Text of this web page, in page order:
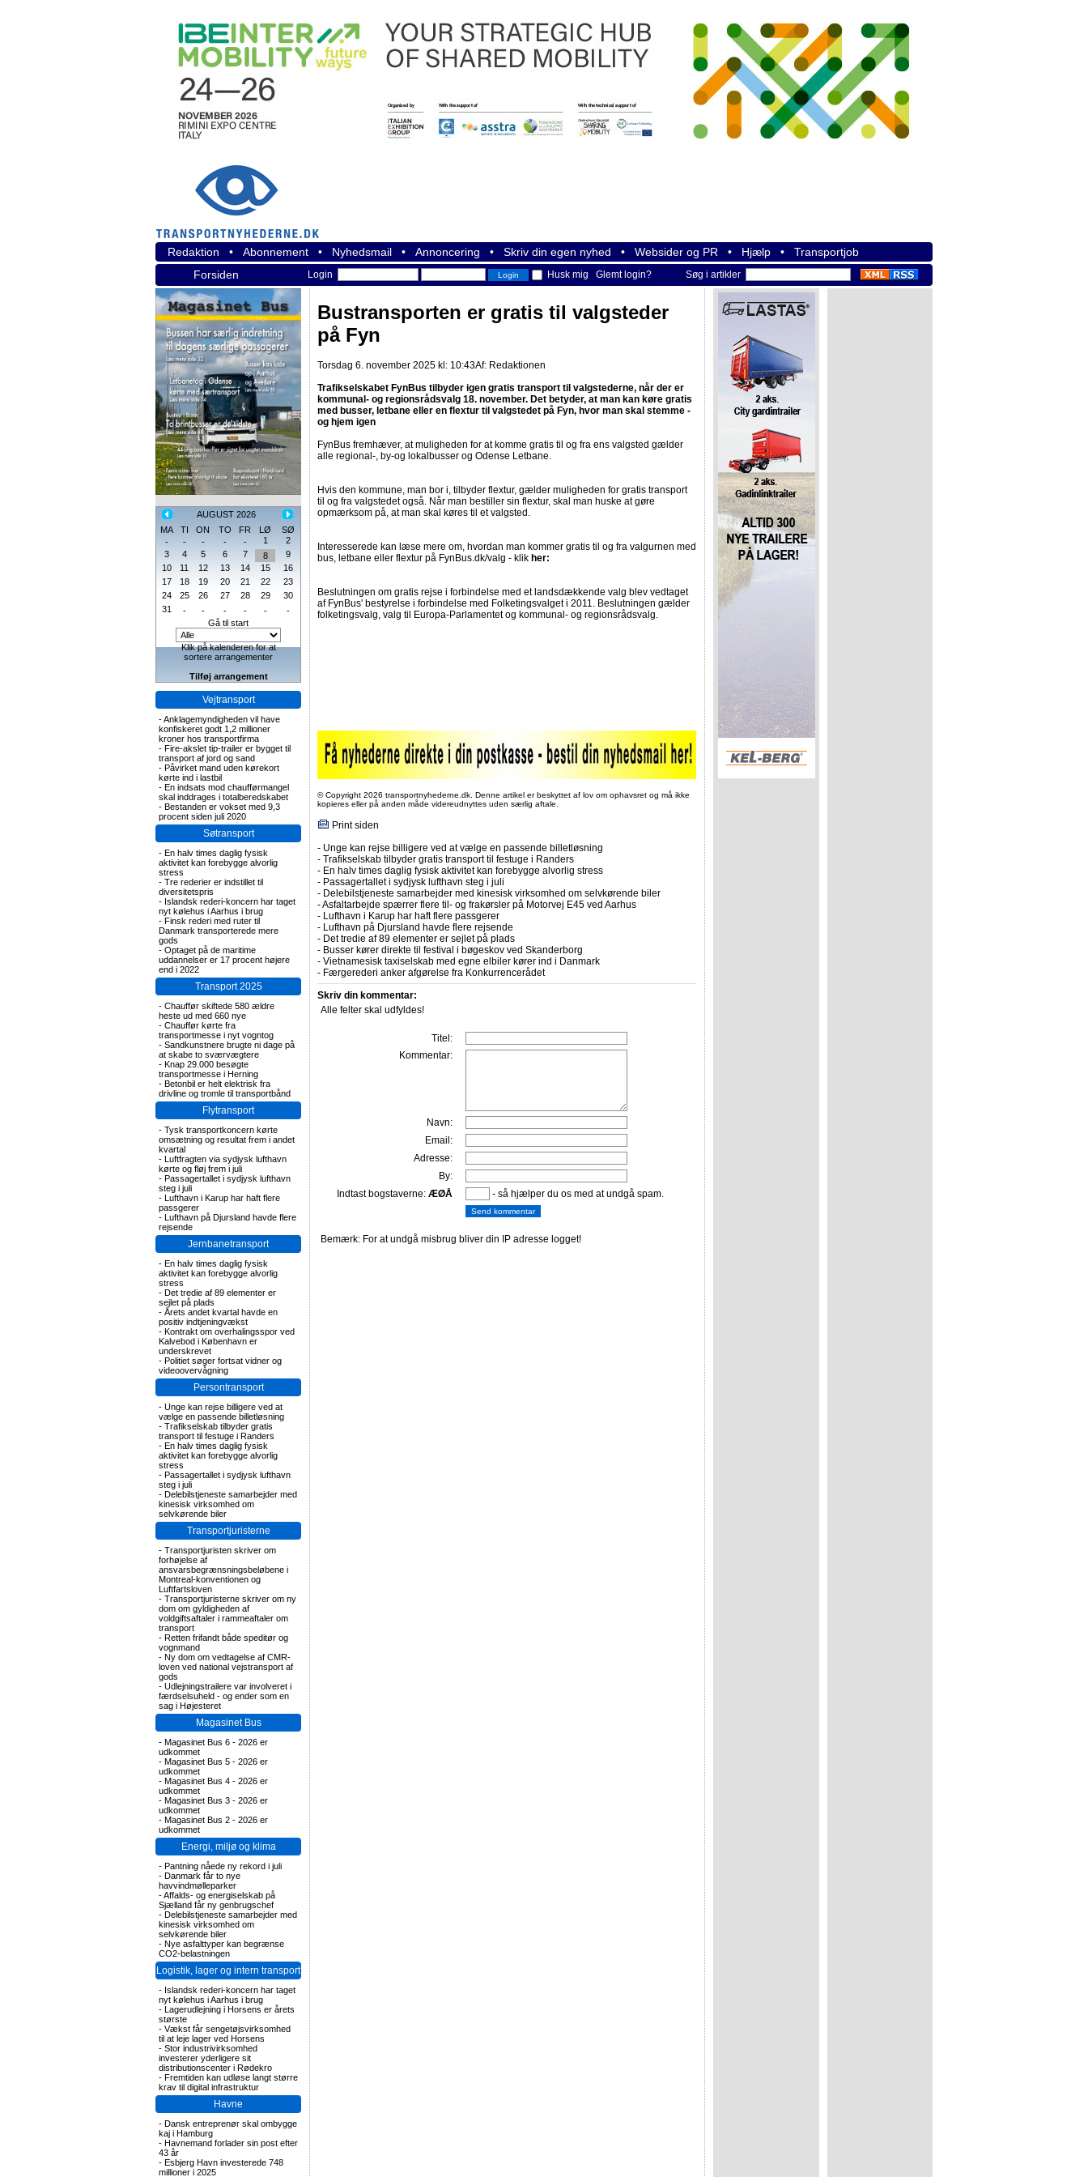
Redaktion • Abonnement • Nyhedsmail • Annoncering • Skriv din egen nyhed • Websider og PR • Hjælp • Transportjob
Forsiden
Login Husk mig Glemt login? Søg i artikler
AUGUST 2026
MA
TI ON TO FR LØ
SØ
-
- - - - 1
2
3
4 5 6 7 8
9
10
11 12 13 14 15
16
17
18 19 20 21 22
23
24
25 26 27 28 29
30
31
- - - - -
-
Gå til start
Klik på kalenderen for at
sortere arrangementer
Tilføj arrangement
Vejtransport
-Anklagemyndigheden vil have
konfiskeret godt 1,2 millioner
kroner hos transportfirma
- Fire-akslet tip-trailer er bygget til
transport af jord og sand
- Påvirket mand uden kørekort
kørte ind i lastbil
- En indsats mod chaufførmangel
skal inddrages i totalberedskabet
- Bestanden er vokset med 9,3
procent siden juli 2020
Søtransport
- En halv times daglig fysisk
aktivitet kan forebygge alvorlig
stress
- Tre rederier er indstillet til
diversitetspris
- Islandsk rederi-koncern har taget
nyt kølehus i Aarhus i brug
- Finsk rederi med ruter til
Danmark transporterede mere
gods
- Optaget på de maritime
uddannelser er 17 procent højere
end i 2022
Transport 2025
- Chauffør skiftede 580 ældre
heste ud med 660 nye
- Chauffør kørte fra
transportmesse i nyt vogntog
- Sandkunstnere brugte ni dage på
at skabe to sværvægtere
- Knap 29.000 besøgte
transportmesse i Herning
- Betonbil er helt elektrisk fra
drivline og tromle til transportbånd
Flytransport
- Tysk transportkoncern kørte
omsætning og resultat frem i andet
kvartal
- Luftfragten via sydjysk lufthavn
kørte og fløj frem i juli
- Passagertallet i sydjysk lufthavn
steg i juli
- Lufthavn i Karup har haft flere
passgerer
- Lufthavn på Djursland havde flere
rejsende
Jernbanetransport
- En halv times daglig fysisk
aktivitet kan forebygge alvorlig
stress
- Det tredie af 89 elementer er
sejlet på plads
- Årets andet kvartal havde en
positiv indtjeningvækst
- Kontrakt om overhalingsspor ved
Kalvebod i København er
underskrevet
- Politiet søger fortsat vidner og
videoovervågning
Persontransport
- Unge kan rejse billigere ved at
vælge en passende billetløsning
- Trafikselskab tilbyder gratis
transport til festuge i Randers
- En halv times daglig fysisk
aktivitet kan forebygge alvorlig
stress
- Passagertallet i sydjysk lufthavn
steg i juli
- Delebilstjeneste samarbejder med
kinesisk virksomhed om
selvkørende biler
Transportjuristerne
- Transportjuristen skriver om
forhøjelse af
ansvarsbegrænsningsbeløbene i
Montreal-konventionen og
Luftfartsloven
- Transportjuristerne skriver om ny
dom om gyldigheden af
voldgiftsaftaler i rammeaftaler om
transport
- Retten frifandt både speditør og
vognmand
- Ny dom om vedtagelse af CMR-
loven ved national vejstransport af
gods
- Udlejningstrailere var involveret i
færdselsuheld - og ender som en
sag i Højesteret
Magasinet Bus
- Magasinet Bus 6 - 2026 er
udkommet
- Magasinet Bus 5 - 2026 er
udkommet
- Magasinet Bus 4 - 2026 er
udkommet
- Magasinet Bus 3 - 2026 er
udkommet
- Magasinet Bus 2 - 2026 er
udkommet
Energi, miljø og klima
- Pantning nåede ny rekord i juli
- Danmark får to nye
havvindmølleparker
-Affalds- og energiselskab på
Sjælland får ny genbrugschef
- Delebilstjeneste samarbejder med
kinesisk virksomhed om
selvkørende biler
- Nye asfalttyper kan begrænse
CO2-belastningen
Logistik, lager og intern transport
- Islandsk rederi-koncern har taget
nyt kølehus i Aarhus i brug
- Lagerudlejning i Horsens er årets
største
- Vækst får sengetøjsvirksomhed
til at leje lager ved Horsens
- Stor industrivirksomhed
investerer yderligere sit
distributionscenter i Rødekro
- Fremtiden kan udløse langt større
krav til digital infrastruktur
Havne
- Dansk entreprenør skal ombygge
kaj i Hamburg
- Havnemand forlader sin post efter
43 år
- Esbjerg Havn investerede 748
millioner i 2025
Bustransporten er gratis til valgsteder
på Fyn
Torsdag 6. november 2025 kl: 10:43Af: Redaktionen
Trafikselskabet FynBus tilbyder igen gratis transport til valgstederne, når der er
kommunal- og regionsrådsvalg 18. november. Det betyder, at man kan køre gratis
med busser, letbane eller en flextur til valgstedet på Fyn, hvor man skal stemme -
og hjem igen
FynBus fremhæver, at muligheden for at komme gratis til og fra ens valgsted gælder
alle regional-, by-og lokalbusser og Odense Letbane.
Hvis den kommune, man bor i, tilbyder flextur, gælder muligheden for gratis transport
til og fra valgstedet også. Når man bestiller sin flextur, skal man huske at gøre
opmærksom på, at man skal køres til et valgsted.
Interesserede kan læse mere om, hvordan man kommer gratis til og fra valgurnen med
bus, letbane eller flextur på FynBus.dk/valg - klik her:
Beslutningen om gratis rejse i forbindelse med et landsdækkende valg blev vedtaget
af FynBus' bestyrelse i forbindelse med Folketingsvalget i 2011. Beslutningen gælder
folketingsvalg, valg til Europa-Parlamentet og kommunal- og regionsrådsvalg.
© Copyright 2026 transportnyhederne.dk. Denne artikel er beskyttet af lov om ophavsret og må ikke
kopieres eller på anden måde videreudnyttes uden særlig aftale.
Print siden
- Unge kan rejse billigere ved at vælge en passende billetløsning
- Trafikselskab tilbyder gratis transport til festuge i Randers
- En halv times daglig fysisk aktivitet kan forebygge alvorlig stress
- Passagertallet i sydjysk lufthavn steg i juli
- Delebilstjeneste samarbejder med kinesisk virksomhed om selvkørende biler
-Asfaltarbejde spærrer flere til- og frakørsler på Motorvej E45 ved Aarhus
- Lufthavn i Karup har haft flere passgerer
- Lufthavn på Djursland havde flere rejsende
- Det tredie af 89 elementer er sejlet på plads
- Busser kører direkte til festival i bøgeskov ved Skanderborg
- Vietnamesisk taxiselskab med egne elbiler kører ind i Danmark
- Færgerederi anker afgørelse fra Konkurrencerådet
Skriv din kommentar:
Alle felter skal udfyldes!
Titel:
Kommentar:
Navn:
Email:
Adresse:
By:
Indtast bogstaverne: ÆØÅ - så hjælper du os med at undgå spam.
Bemærk: For at undgå misbrug bliver din IP adresse logget!